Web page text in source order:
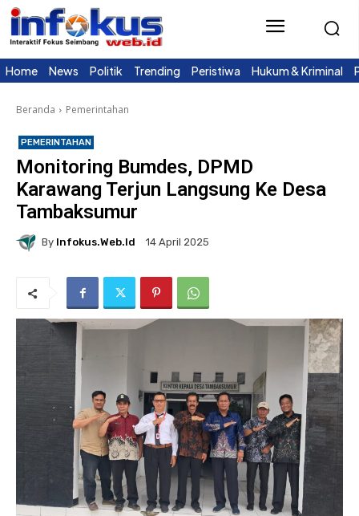
Home News Politik Trending Peristiwa Hukum & Kriminal
Beranda Pemerintahan
PEMERINTAHAN
Monitoring Bumdes, DPMD
Karawang Terjun Langsung Ke Desa
Tambaksumur
By Infokus.web.id 14 April 2025